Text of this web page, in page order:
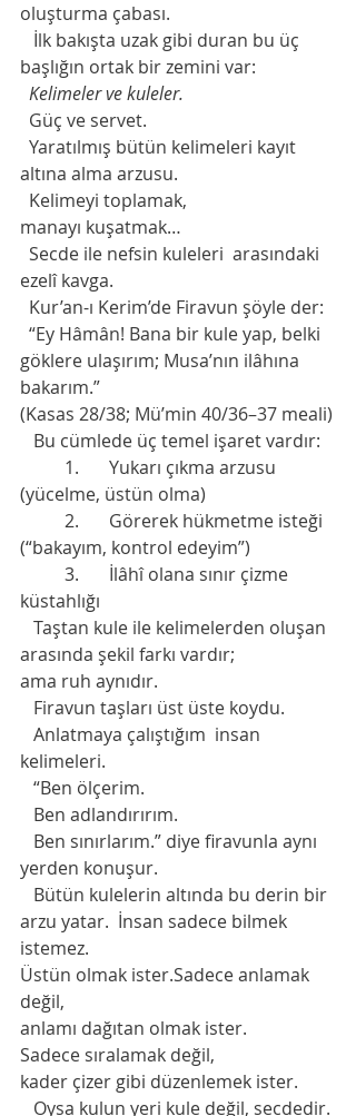
oluşturma çabası.
başlığın ortak bir zemini var:
  Kelimeler ve kuleler.
  Güç ve servet.
altına alma arzusu.
  Kelimeyi toplamak,
manayı kuşatmak…
ezelî kavga.
  Kur’an-ı Kerim’de Firavun şöyle der:
göklere ulaşırım; Musa’nın ilâhına
bakarım.”
(Kasas 28/38; Mü’min 40/36–37 meali)
   Bu cümlede üç temel işaret vardır:
(yücelme, üstün olma)
(“bakayım, kontrol edeyim”)
küstahlığı
arasında şekil farkı vardır;
ama ruh aynıdır.
   Firavun taşları üst üste koydu.
kelimeleri.
   “Ben ölçerim.
   Ben adlandırırım.
yerden konuşur.
arzu yatar.  İnsan sadece bilmek
istemez.
Üstün olmak ister.Sadece anlamak
değil,
anlamı dağıtan olmak ister.
Sadece sıralamak değil,
kader çizer gibi düzenlemek ister.
   Oysa kulun yeri kule değil, secdedir.